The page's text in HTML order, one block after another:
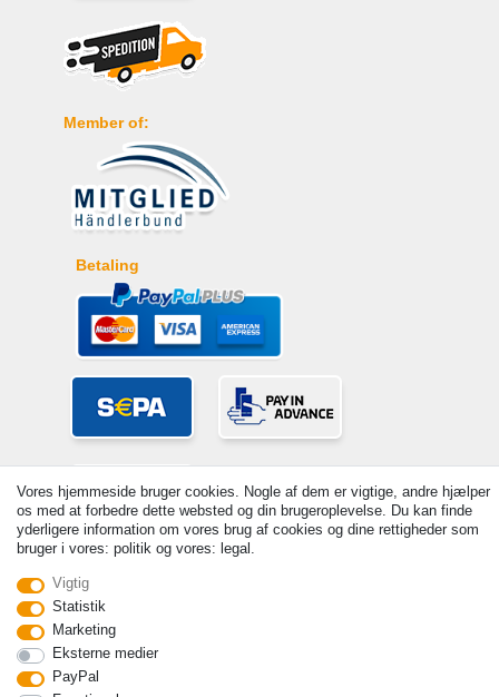
Member of:
Betaling
VAT Basic prices see article detail | * Applies to deliveries to the UK!
Withdraw from contract here
Vores hjemmeside bruger cookies. Nogle af dem er vigtige, andre hjælper
os med at forbedre dette websted og din brugeroplevelse. Du kan finde
yderligere information om vores brug af cookies og dine rettigheder som
bruger i vores: politik og vores: legal.
Vigtig
Statistik
Marketing
Eksterne medier
PayPal